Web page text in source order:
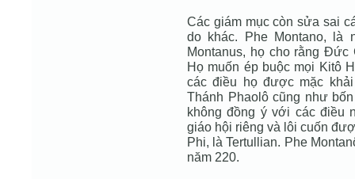
Các giám mục còn sửa sai
do khác. Phe Montano, là
Montanus, họ cho rằng
Họ muốn ép buộc mọi Kitô
các điều họ được mặc
Thánh Phaolô cũng như
không đồng ý với các điều
giáo hội riêng và lôi cuốn
Phi, là Tertullian. Phe
năm 220.